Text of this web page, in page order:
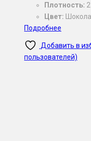
Плотность:
Цвет:
Подробнее
Добавить в
пользователей)